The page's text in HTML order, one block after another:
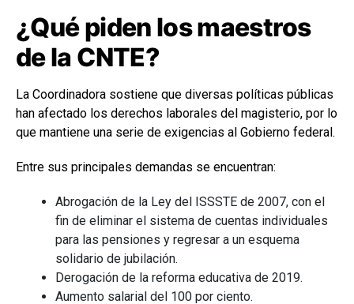
¿Qué piden los maestros
de la CNTE?
La Coordinadora sostiene que diversas políticas públicas
han afectado los derechos laborales del magisterio, por lo
que mantiene una serie de exigencias al Gobierno federal.
Entre sus principales demandas se encuentran:
Abrogación de la Ley del ISSSTE de 2007, con el
fin de eliminar el sistema de cuentas individuales
para las pensiones y regresar a un esquema
solidario de jubilación.
Derogación de la reforma educativa de 2019.
Aumento salarial del 100 por ciento.